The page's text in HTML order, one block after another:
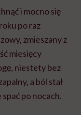
i mocno się
po raz
zmieszany z
miesięcy
niestety bez
a ból stał
po nocach.